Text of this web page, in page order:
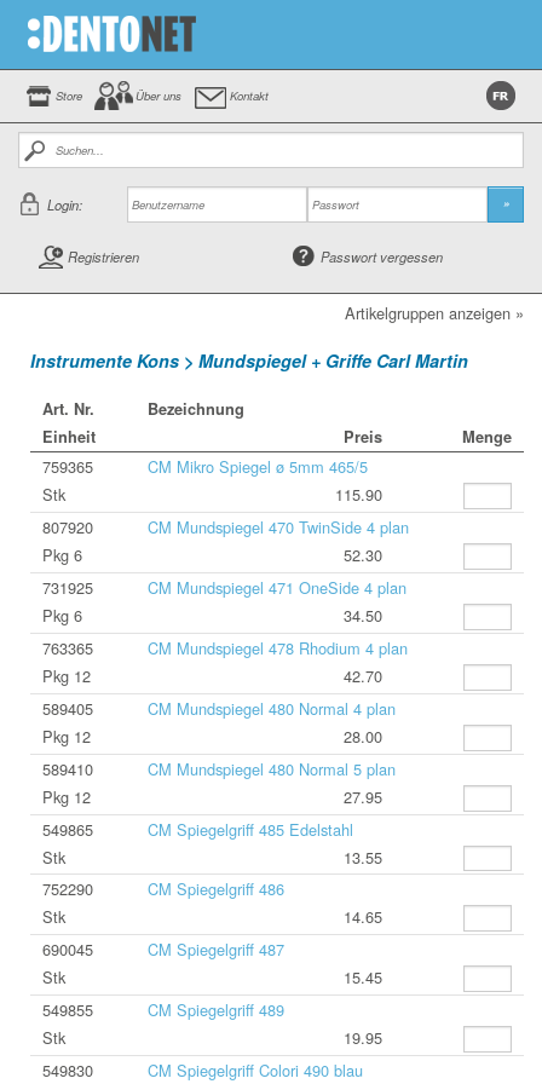
Store Über uns Kontakt
Login: »
Registrieren Passwort vergessen
Artikelgruppen anzeigen »
Instrumente Kons > Mundspiegel + Griffe Carl Martin
Art. Nr.
Bezeichnung
Einheit
Preis Menge
759365
CM Mikro Spiegel ø 5mm 465/5
Stk
115.90
807920
CM Mundspiegel 470 TwinSide 4 plan
Pkg 6
52.30
731925
CM Mundspiegel 471 OneSide 4 plan
Pkg 6
34.50
763365
CM Mundspiegel 478 Rhodium 4 plan
Pkg 12
42.70
589405
CM Mundspiegel 480 Normal 4 plan
Pkg 12
28.00
589410
CM Mundspiegel 480 Normal 5 plan
Pkg 12
27.95
549865
CM Spiegelgriff 485 Edelstahl
Stk
13.55
752290
CM Spiegelgriff 486
Stk
14.65
690045
CM Spiegelgriff 487
Stk
15.45
549855
CM Spiegelgriff 489
Stk
19.95
549830
CM Spiegelgriff Colori 490 blau